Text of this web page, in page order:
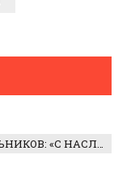
ГЛУХОЙ АКТЕР АЛЕКСАНДР СИДЕЛЬНИКОВ: «С НАСЛАЖДЕНИЕМ ИГРАЛ ОТРИЦАТЕЛЬНОГО ГЕРОЯ!»